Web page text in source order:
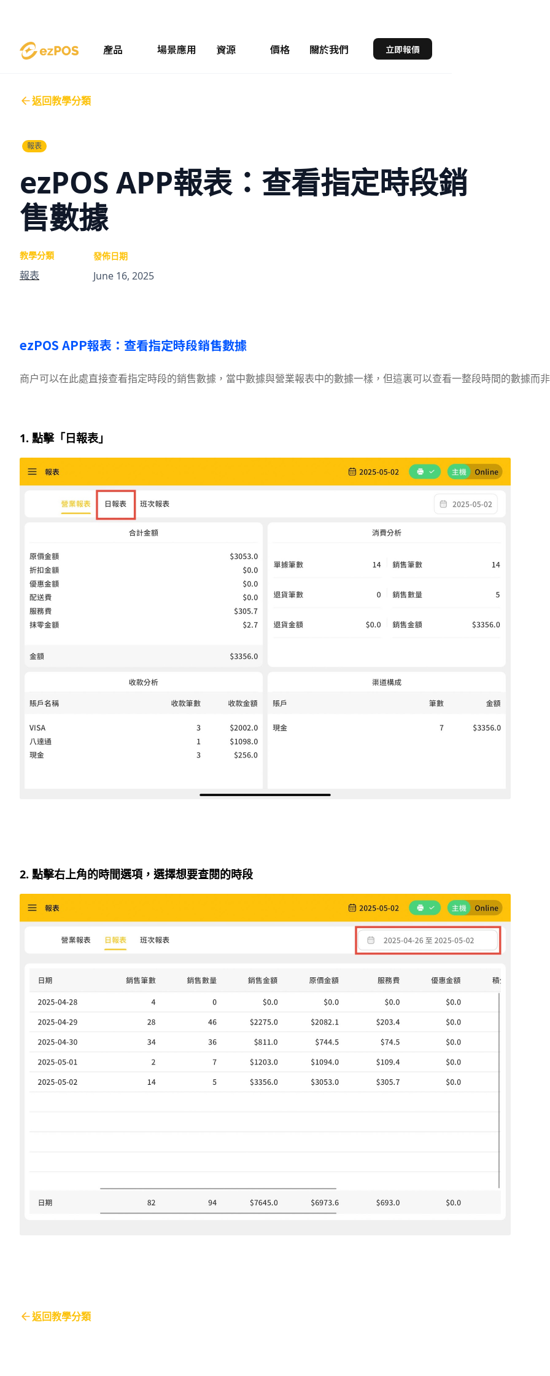
產品 場景應用 資源 價格 關於我們 立即報價
返回教學分類
報表
ezPOS APP報表：查看指定時段銷
售數據
教學分類
報表
發佈日期
June 16, 2025
ezPOS APP報表：查看指定時段銷售數據
商户可以在此處直接查看指定時段的銷售數據，當中數據與營業報表中的數據一樣，但這裏可以查看一整段時間的數據而
1. 點擊「日報表」
2. 點擊右上角的時間選項，選擇想要查閱的時段
返回教學分類